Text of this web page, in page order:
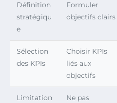
Définition
stratégiqu
e
Formuler
objectifs clairs
Sélection
des KPIs
Choisir KPIs
liés aux
objectifs
Limitation
Ne pas